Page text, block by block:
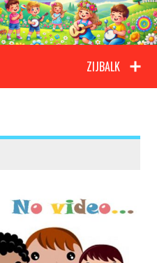
Kinderliedjes
ZIJBALK